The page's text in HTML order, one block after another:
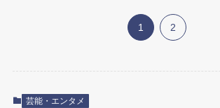
1 2
芸能・エンタメ